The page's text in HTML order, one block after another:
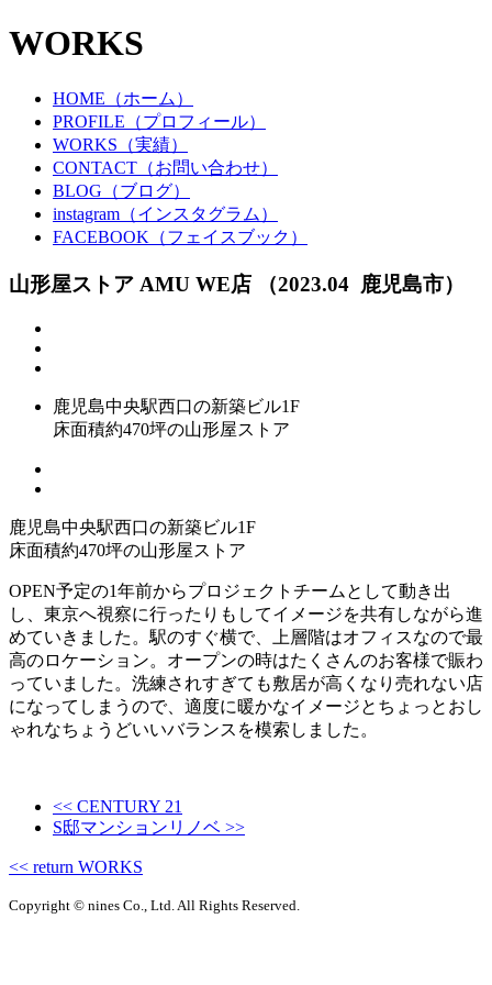
WORKS
HOME（ホーム）
PROFILE（プロフィール）
WORKS（実績）
CONTACT（お問い合わせ）
BLOG（ブログ）
instagram（インスタグラム）
FACEBOOK（フェイスブック）
山形屋ストア AMU WE店 （2023.04 鹿児島市）
鹿児島中央駅西口の新築ビル1F
床面積約470坪の山形屋ストア
鹿児島中央駅西口の新築ビル1F
床面積約470坪の山形屋ストア
OPEN予定の1年前からプロジェクトチームとして動き出
し、東京へ視察に行ったりもしてイメージを共有しながら進
めていきました。駅のすぐ横で、上層階はオフィスなので最
高のロケーション。オープンの時はたくさんのお客様で賑わ
っていました。洗練されすぎても敷居が高くなり売れない店
になってしまうので、適度に暖かなイメージとちょっとおし
ゃれなちょうどいいバランスを模索しました。
<< CENTURY 21
S邸マンションリノベ >>
<< return WORKS
Copyright © nines Co., Ltd. All Rights Reserved.